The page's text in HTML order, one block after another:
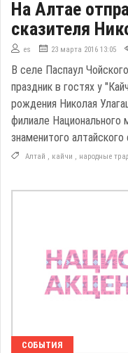
На Алтае
сказителя
es 23 марта 2016 13:05
В селе Паспаул
праздник в гостях у
рождения Николая
филиале Национального
знаменитого алтайского
Алтай , кайчи , народные
СОБЫТИЯ